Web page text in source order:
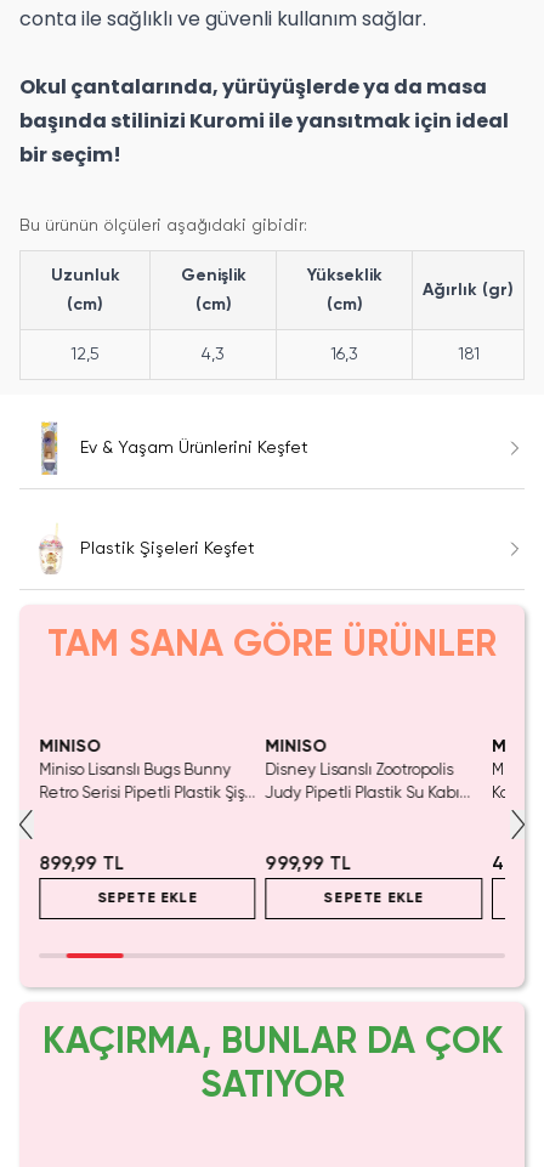
conta ile sağlıklı ve güvenli kullanım sağlar.
Okul çantalarında, yürüyüşlerde ya da masa
başında stilinizi Kuromi ile yansıtmak için ideal
bir seçim!
Bu ürünün ölçüleri aşağıdaki gibidir:
Uzunluk
(cm)
Genişlik
(cm)
Yükseklik
(cm)
Ağırlık (gr)
12,5 4,3 16,3 181
Ev & Yaşam Ürünlerini Keşfet
Plastik Şişeleri Keşfet
TAM SANA GÖRE ÜRÜNLER
MINISO
Miniso Lisanslı Bugs Bunny
Retro Serisi Pipetli Plastik Şişe
899,99 TL
SEPETE EKLE
MINISO
Disney Lisanslı Zootropolis
Judy Pipetli Plastik Su Kabı
999,99 TL
SEPETE EKLE
Mikko
Askılı
KAÇIRMA, BUNLAR DA ÇOK
SATIYOR